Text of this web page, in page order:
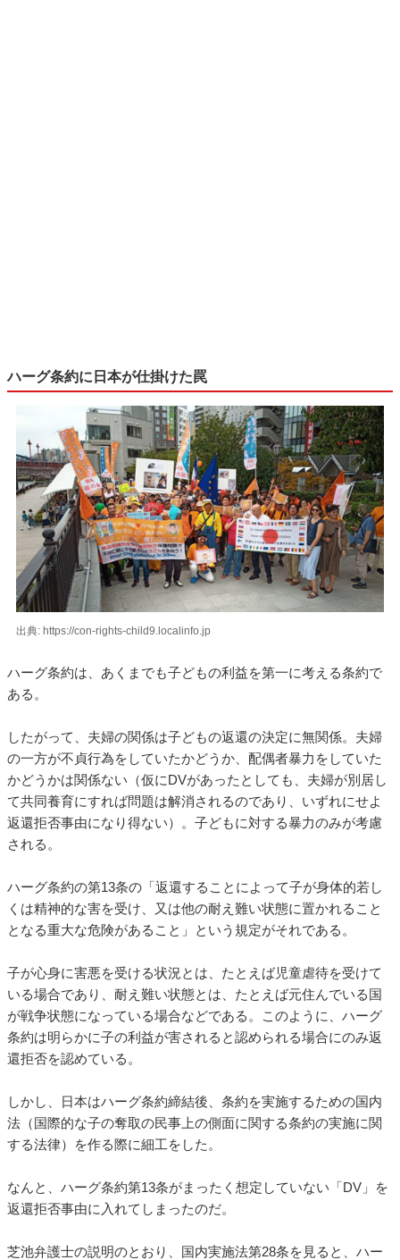
ハーグ条約に日本が仕掛けた罠
出典: https://con-rights-child9.localinfo.jp
ハーグ条約は、あくまでも子どもの利益を第一に考える条約で
ある。
したがって、夫婦の関係は子どもの返還の決定に無関係。夫婦
の一方が不貞行為をしていたかどうか、配偶者暴力をしていた
かどうかは関係ない（仮にDVがあったとしても、夫婦が別居し
て共同養育にすれば問題は解消されるのであり、いずれにせよ
返還拒否事由になり得ない）。子どもに対する暴力のみが考慮
される。
ハーグ条約の第13条の「返還することによって子が身体的若し
くは精神的な害を受け、又は他の耐え難い状態に置かれること
となる重大な危険があること」という規定がそれである。
子が心身に害悪を受ける状況とは、たとえば児童虐待を受けて
いる場合であり、耐え難い状態とは、たとえば元住んでいる国
が戦争状態になっている場合などである。このように、ハーグ
条約は明らかに子の利益が害されると認められる場合にのみ返
還拒否を認めている。
しかし、日本はハーグ条約締結後、条約を実施するための国内
法（国際的な子の奪取の民事上の側面に関する条約の実施に関
する法律）を作る際に細工をした。
なんと、ハーグ条約第13条がまったく想定していない「DV」を
返還拒否事由に入れてしまったのだ。
芝池弁護士の説明のとおり、国内実施法第28条を見ると、ハー